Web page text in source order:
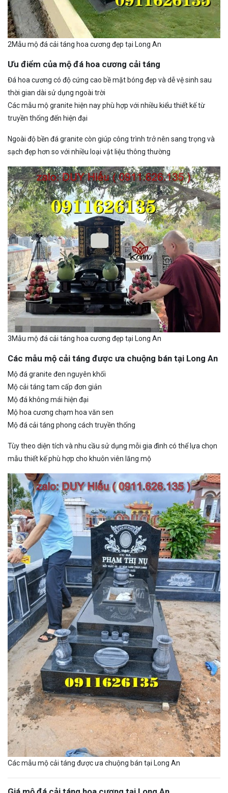
2Mẫu mộ đá cải táng hoa cương đẹp tại Long An
Ưu điểm của mộ đá hoa cương cải táng
Đá hoa cương có độ cứng cao bề mặt bóng đẹp và dễ vệ sinh sau
thời gian dài sử dụng ngoài trời
Các mẫu mộ granite hiện nay phù hợp với nhiều kiểu thiết kế từ
truyền thống đến hiện đại
Ngoài độ bền đá granite còn giúp công trình trở nên sang trọng và
sạch đẹp hơn so với nhiều loại vật liệu thông thường
3Mẫu mộ đá cải táng hoa cương đẹp tại Long An
Các mẫu mộ cải táng được ưa chuộng bán tại Long An
Mộ đá granite đen nguyên khối
Mộ cải táng tam cấp đơn giản
Mộ đá không mái hiện đại
Mộ hoa cương chạm hoa văn sen
Mộ đá cải táng phong cách truyền thống
Tùy theo diện tích và nhu cầu sử dụng mỗi gia đình có thể lựa chọn
mẫu thiết kế phù hợp cho khuôn viên lăng mộ
Các mẫu mộ cải táng được ưa chuộng bán tại Long An